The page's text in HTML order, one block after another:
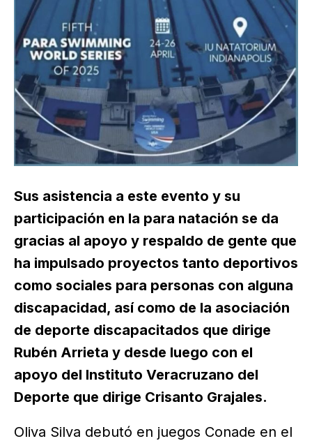
Sus asistencia a este evento y su
participación en la para natación se da
gracias al apoyo y respaldo de gente que
ha impulsado proyectos tanto deportivos
como sociales para personas con alguna
discapacidad, así como de la asociación
de deporte discapacitados que dirige
Rubén Arrieta y desde luego con el
apoyo del Instituto Veracruzano del
Deporte que dirige Crisanto Grajales.
Oliva Silva debutó en juegos Conade en el